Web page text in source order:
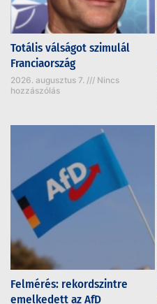
Totális válságot szimulál
Franciaország
2026. augusztus 7.
Nincs
hozzászólás
Felmérés: rekordszintre
emelkedett az AfD